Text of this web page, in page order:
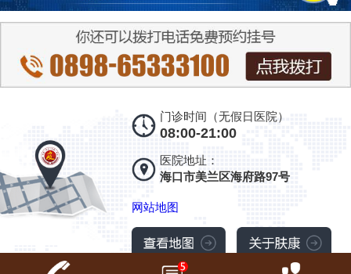
门诊时间（无假日医院）
08:00-21:00
医院地址：
海口市美兰区海府路97号
网站地图